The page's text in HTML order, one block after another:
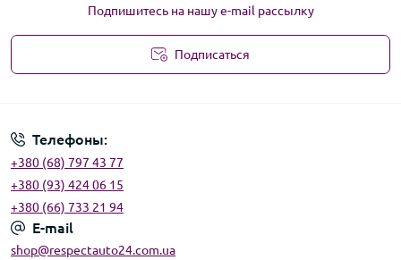
Подпишитесь на нашу e-mail рассылку
Подписаться
Телефоны:
+380 (68) 797 43 77
+380 (93) 424 06 15
+380 (66) 733 21 94
E-mail
shop@respectauto24.com.ua